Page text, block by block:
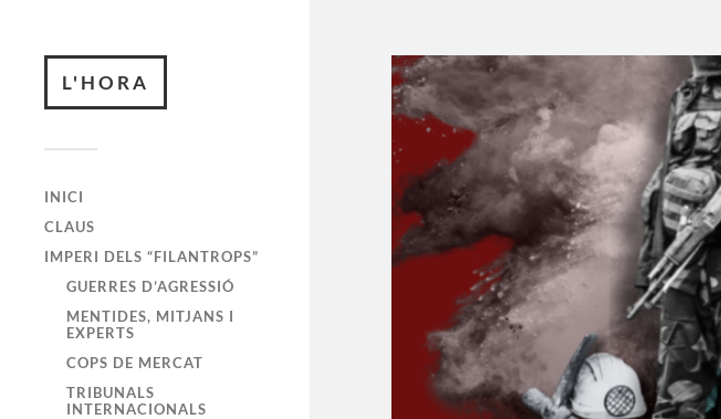
L'HORA
INICI
CLAUS
IMPERI DELS “FILANTROPS”
GUERRES D’AGRESSIÓ
MENTIDES, MITJANS I
EXPERTS
COPS DE MERCAT
TRIBUNALS
INTERNACIONALS